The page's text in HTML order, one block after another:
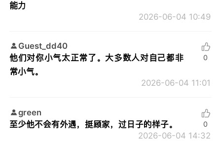
能力
2026-06-04 10:49
Guest_dd40
他们对你小气太正常了。大多数人对自己都非
常小气。
2026-06-04 11:01
0
green
至少他不会有外遇，挺顾家，过日子的样子。
2026-06-04 14:32
0